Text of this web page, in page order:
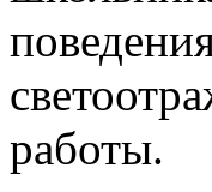
работы.